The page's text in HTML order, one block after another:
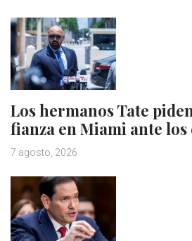
Los hermanos Tate
fianza en Miami ante
7 agosto, 2026